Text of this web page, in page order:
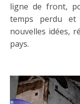
ligne de front,
temps perdu et
nouvelles idées,
pays.